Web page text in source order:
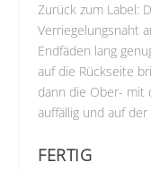
Zurück zum Label:
Verriegelungsnaht
Endfäden lang
auf die Rückseite
dann die Ober- mit
auffällig und auf
FERTIG